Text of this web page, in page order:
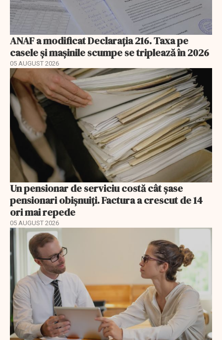
ANAF a modificat Declarația 216. Taxa pe
casele și mașinile scumpe se triplează în 2026
05 AUGUST 2026
Un pensionar de serviciu costă cât șase
pensionari obișnuiți. Factura a crescut de 14
ori mai repede
05 AUGUST 2026